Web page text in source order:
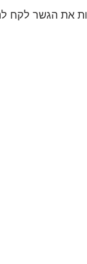
את הגשר לקח